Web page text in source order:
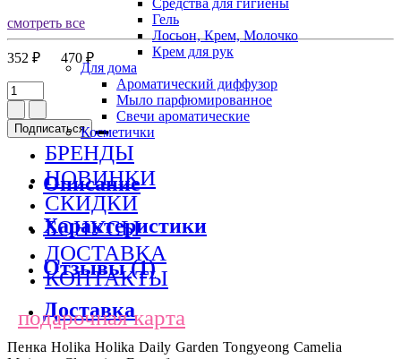
Средства для гигиены
Гель
Лосьон, Крем, Молочко
Крем для рук
Для дома
Ароматический диффузор
Мыло парфюмированное
Свечи ароматические
Косметички
БРЕНДЫ
НОВИНКИ
СКИДКИ
БОНУСЫ
ДОСТАВКА
КОНТАКТЫ
подарочная карта
смотреть все
352 ₽ 470 ₽
Подписаться
Описание
Характеристики
Отзывы (1)
Доставка
Пенка Holika Holika Daily Garden Tongyeong Camelia